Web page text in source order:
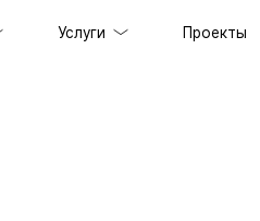
Услуги Проекты